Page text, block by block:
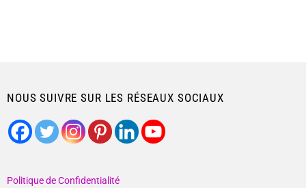
NOUS SUIVRE SUR LES RÉSEAUX SOCIAUX
Politique de Confidentialité